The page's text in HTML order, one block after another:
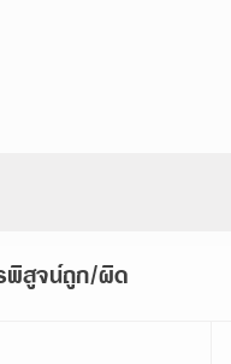
รพิสูจน์ถูก/ผิด